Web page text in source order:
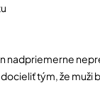
nadpriemerne
tým, že muži